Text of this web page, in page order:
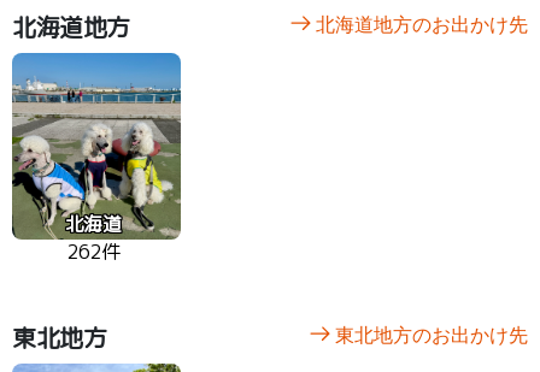
北海道地方 北海道地方のお出かけ先
北海道
262件
東北地方 東北地方のお出かけ先